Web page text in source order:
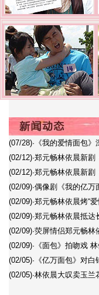
(07/28)· 《我的爱情面包
(02/12)·郑元畅林依晨新剧
(02/12)·郑元畅林依晨新剧
(02/09)·偶像剧《我的亿万
(02/09)·郑元畅林依晨烤“
(02/09)·郑元畅林依晨抵达
(02/09)·荧屏情侣郑元畅林
(02/09)· 《面包》拍吻戏
(02/05)· 《亿万面包》对
(02/05)·林依晨大叹卖玉兰